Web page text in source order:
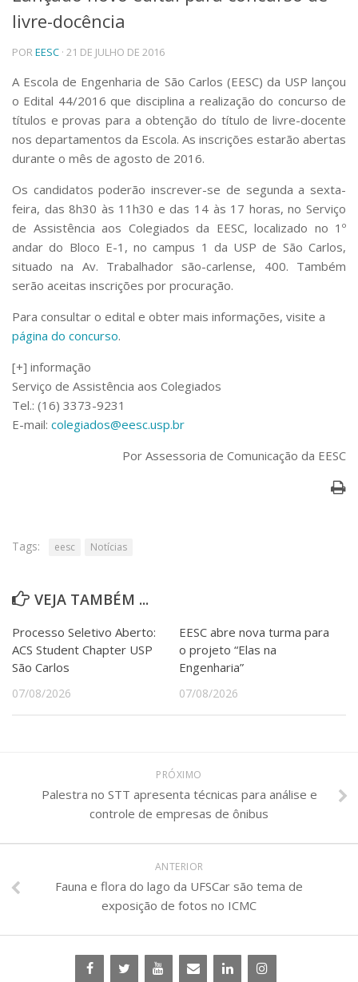
Telefones e Mapas
Pessoas
Ensino
Graduação
Pós-Graduação
Educação a distância
Cursos de Extensão
Pesquisa e Inovação
Centros, Núcleos e Projetos em Rede
Pós-doutorado
Iniciação Científica
Transferência de Tecnologia
Empresas Juniores
Extensão à Comunidade
Artes, Cultura e Esportes
Museus e Espaços Interativos
Serviços
Bibliotecas
Apoio ao Estudante
Segurança, Trânsito e Prevenção
Agenda de Eventos
livre-docência
POREESC · 21 DE JULHO DE 2016
A Escola de Engenharia de São Carlos (EESC) da USP lançou
o Edital 44/2016 que disciplina a realização do concurso de
títulos e provas para a obtenção do título de livre-docente
nos departamentos da Escola. As inscrições estarão abertas
durante o mês de agosto de 2016.
Os candidatos poderão inscrever-se de segunda a sexta-
feira, das 8h30 às 11h30 e das 14 às 17 horas, no Serviço
de Assistência aos Colegiados da EESC, localizado no 1º
andar do Bloco E-1, no campus 1 da USP de São Carlos,
situado na Av. Trabalhador são-carlense, 400. Também
serão aceitas inscrições por procuração.
Para consultar o edital e obter mais informações, visite a
página do concurso.
[+] informação
Serviço de Assistência aos Colegiados
Tel.: (16) 3373-9231
E-mail: colegiados@eesc.usp.br
Por Assessoria de Comunicação da EESC
Tags: eesc Notícias
VEJA TAMBÉM ...
Processo Seletivo Aberto:
ACS Student Chapter USP
São Carlos
07/08/2026
EESC abre nova turma para
o projeto “Elas na
Engenharia”
07/08/2026
PRÓXIMO
Palestra no STT apresenta técnicas para análise e
controle de empresas de ônibus
ANTERIOR
Fauna e flora do lago da UFSCar são tema de
exposição de fotos no ICMC